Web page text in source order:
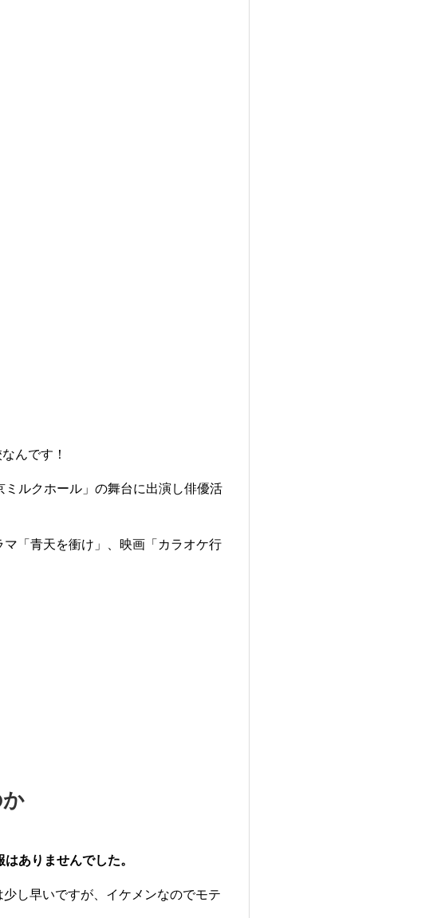
んです！
ルクホール」の舞台に出演し俳優活
「青天を衝け」、映画「カラオケ行
ありませんでした。
し早いですが、イケメンなのでモテ